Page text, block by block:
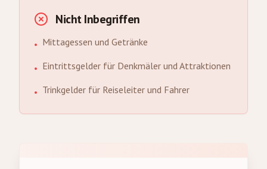
Nicht Inbegriffen
• Mittagessen und Getränke
• Eintrittsgelder für Denkmäler und Attraktionen
• Trinkgelder für Reiseleiter und Fahrer